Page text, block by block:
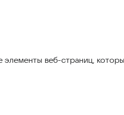
веб-страниц,